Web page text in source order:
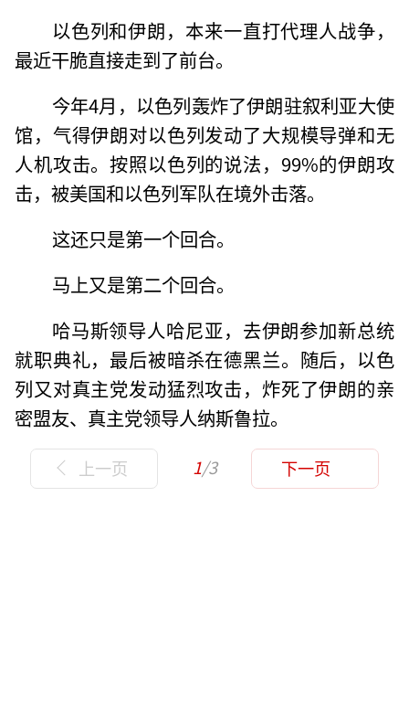
以色列和伊朗，本来一直打代理人战争，
最近干脆直接走到了前台。
今年4月，以色列轰炸了伊朗驻叙利亚大使
馆，气得伊朗对以色列发动了大规模导弹和无
人机攻击。按照以色列的说法，99%的伊朗攻
击，被美国和以色列军队在境外击落。
这还只是第一个回合。
马上又是第二个回合。
哈马斯领导人哈尼亚，去伊朗参加新总统
就职典礼，最后被暗杀在德黑兰。随后，以色
列又对真主党发动猛烈攻击，炸死了伊朗的亲
密盟友、真主党领导人纳斯鲁拉。
上一页 1/3 下一页